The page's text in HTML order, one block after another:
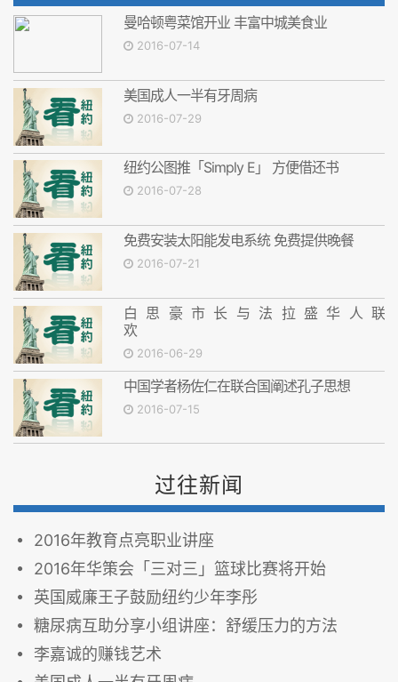
曼哈顿粤菜馆开业 丰富中城美食业
2016-07-14
美国成人一半有牙周病
2016-07-29
纽约公图推「Simply E」 方便借还书
2016-07-28
免费安装太阳能发电系统 免费提供晚餐
2016-07-21
白思豪市长与法拉盛华人联
世界孔子基金会将捐建孔子铜像
2016-06-29
中国学者杨佐仁在联合国阐述孔子思想
2016-07-15
过往新闻
2016年教育点亮职业讲座
2016年华策会「三对三」篮球比赛将开始
英国威廉王子鼓励纽约少年李彤
糖尿病互助分享小组讲座：舒缓压力的方法
李嘉诚的赚钱艺术